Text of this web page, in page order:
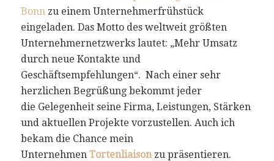
Bonnzu einem Unternehmerfrühstück
eingeladen. Das Motto des weltweit größten
Unternehmernetzwerks lautet: „Mehr Umsatz
durch neue Kontakte und
Geschäftsempfehlungen“. Nach einer sehr
herzlichen Begrüßung bekommt jeder
die Gelegenheit seine Firma, Leistungen, Stärken
und aktuellen Projekte vorzustellen. Auch ich
bekam die Chance mein
Unternehmen Tortenliaisonzu präsentieren.